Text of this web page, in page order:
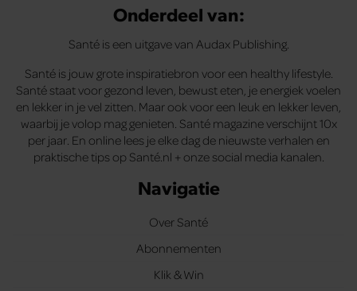
Onderdeel van:
Santé is een uitgave van Audax Publishing.
Santé is jouw grote inspiratiebron voor een healthy lifestyle.
Santé staat voor gezond leven, bewust eten, je energiek voelen
en lekker in je vel zitten. Maar ook voor een leuk en lekker leven,
waarbij je volop mag genieten. Santé magazine verschijnt 10x
per jaar. En online lees je elke dag de nieuwste verhalen en
praktische tips op Santé.nl + onze social media kanalen.
Navigatie
Over Santé
Abonnementen
Klik & Win